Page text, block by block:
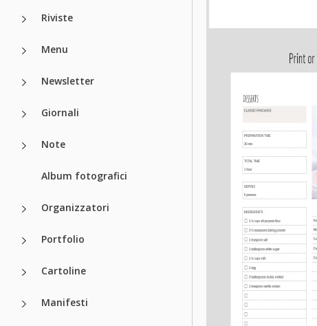
Riviste
Menu
Newsletter
Giornali
Note
Album fotografici
Organizzatori
Portfolio
Cartoline
Manifesti